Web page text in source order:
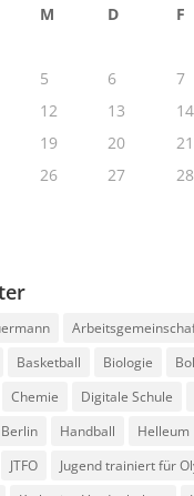
M D F
5 6 7
12 13 14
19 20 21
26 27 28
Basketball Biologie
Chemie Digitale Schule
Berlin Handball
Helleum
JTFO
Jugend trainiert für